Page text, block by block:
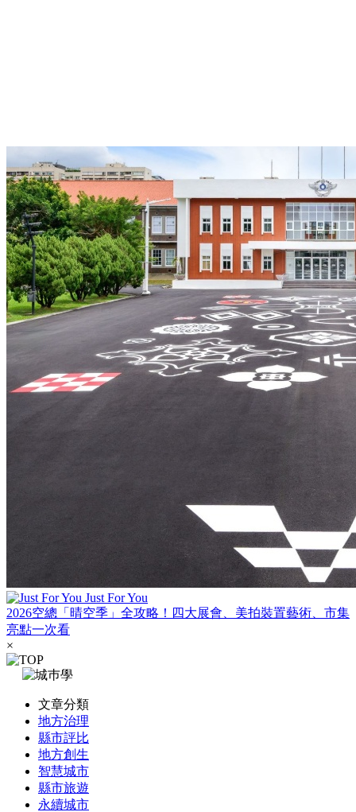
Just For You
2026空總「晴空季」全攻略！四大展會、美拍裝置藝術、市集
亮點一次看
×
文章分類
地方治理
縣市評比
地方創生
智慧城市
縣市旅遊
永續城市